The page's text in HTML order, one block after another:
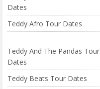
Dates
Teddy Afro Tour Dates
Teddy And The Pandas Tour
Dates
Teddy Beats Tour Dates